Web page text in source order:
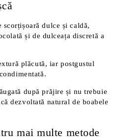
scorțișoară dulce și caldă,
și de dulceața discretă a
plăcută, iar postgustul
după prăjire și nu trebuie
dezvoltată natural de boabele
mai multe metode